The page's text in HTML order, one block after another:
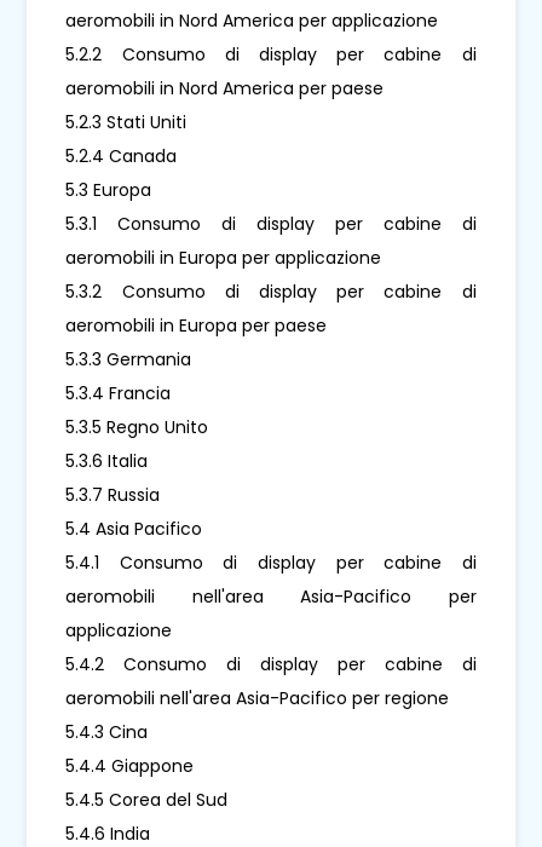
aeromobili in Nord America per applicazione
5.2.2 Consumo di display per cabine di
aeromobili in Nord America per paese
5.2.3 Stati Uniti
5.2.4 Canada
5.3 Europa
5.3.1 Consumo di display per cabine di
aeromobili in Europa per applicazione
5.3.2 Consumo di display per cabine di
aeromobili in Europa per paese
5.3.3 Germania
5.3.4 Francia
5.3.5 Regno Unito
5.3.6 Italia
5.3.7 Russia
5.4 Asia Pacifico
5.4.1 Consumo di display per cabine di
aeromobili nell'area Asia-Pacifico per
applicazione
5.4.2 Consumo di display per cabine di
aeromobili nell'area Asia-Pacifico per regione
5.4.3 Cina
5.4.4 Giappone
5.4.5 Corea del Sud
5.4.6 India